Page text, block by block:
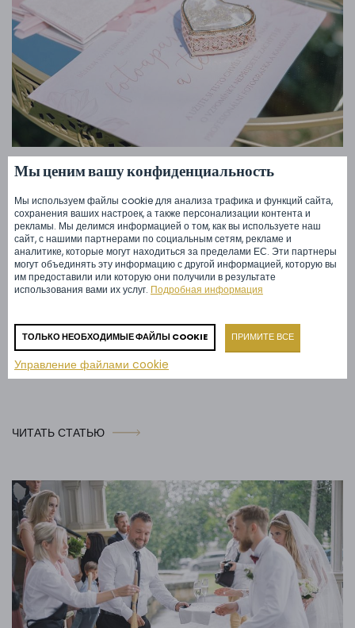
Советы для свадьбы 25. 08. 2023
Советы по проведению свадебных
игр - или как развлечь гостей на
свадьбе
Ищете оригинальные способы оживить свадебное торжество?
Наши советы по проведению свадебных игр помогут вам
близких. Веселье для всех возрастов!
ЧИТАТЬ СТАТЬЮ
Мы ценим вашу конфиденциальность
Мы используем файлы cookie для анализа трафика и функций сайта,
сохранения ваших настроек, а также персонализации контента и
рекламы. Мы делимся информацией о том, как вы используете наш
сайт, с нашими партнерами по социальным сетям, рекламе и
аналитике, которые могут находиться за пределами ЕС. Эти партнеры
могут объединять эту информацию с другой информацией, которую вы
им предоставили или которую они получили в результате
использования вами их услуг. Подробная информация
ТОЛЬКО НЕОБХОДИМЫЕ ФАЙЛЫ COOKIE ПРИМИТЕ ВСЕ
Управление файлами cookie